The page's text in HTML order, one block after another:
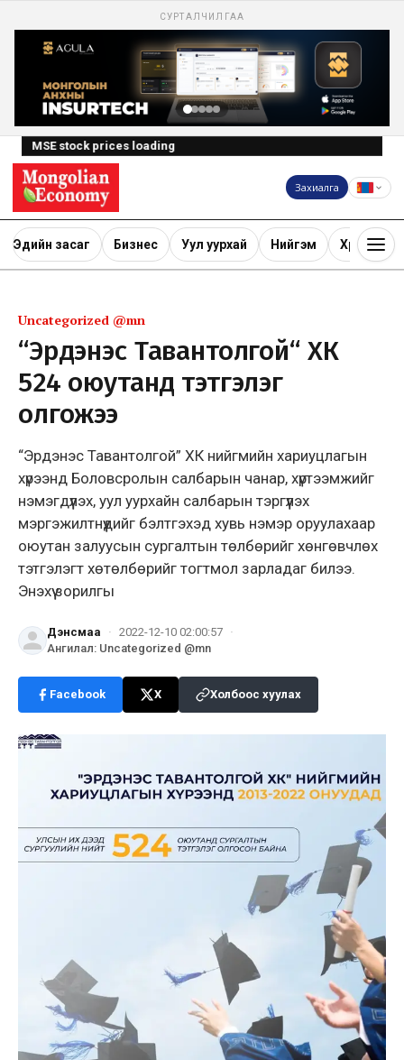
СУРТАЛЧИЛГАА
MSE stock prices loading
Захиалга
Эдийн засаг Бизнес Уул уурхай Нийгэм Хөрөнгө
Uncategorized @mn
“Эрдэнэс Тавантолгой“ ХК
524 оюутанд тэтгэлэг
олгожээ
“Эрдэнэс Тавантолгой” ХК нийгмийн хариуцлагын
хүрээнд Боловсролын салбарын чанар, хүртээмжийг
нэмэгдүүлэх, уул уурхайн салбарын тэргүүлэх
мэргэжилтнүүдийг бэлтгэхэд хувь нэмэр оруулахаар
оюутан залуусын сургалтын төлбөрийг хөнгөвчлөх
тэтгэлэгт хөтөлбөрийг тогтмол зарладаг билээ.
Энэхүү зорилгы
Дэнсмаа · 2022-12-10 02:00:57 ·
Ангилал: Uncategorized @mn
Facebook X Холбоос хуулах